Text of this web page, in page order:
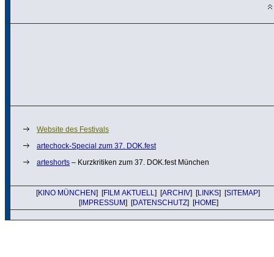
Website des Festivals
artechock-Special zum 37. DOK.fest
arteshorts – Kurz­kri­tiken zum 37. DOK.fest München
[KINO MÜNCHEN] [FILM AKTUELL] [ARCHIV] [LINKS] [SITEMAP]
[IMPRESSUM] [DATENSCHUTZ] [HOME]